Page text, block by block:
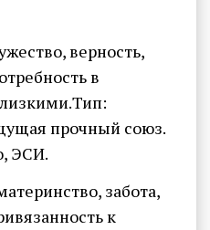
верность,
в
прочный союз.
ЭСИ.
забота,
к